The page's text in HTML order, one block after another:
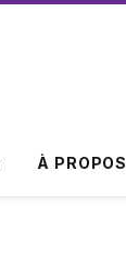
À PROPOS